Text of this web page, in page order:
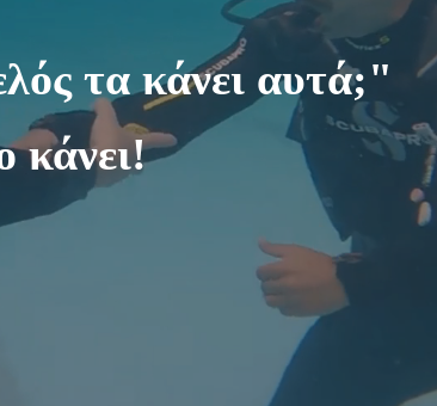
τα κάνει αυτά;"
κάνει!